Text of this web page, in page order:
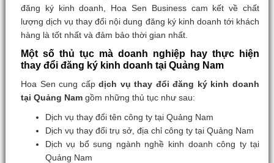
đăng ký kinh doanh, Hoa Sen Business cam kết về chất
lượng dịch vụ thay đổi nội dung đăng ký kinh doanh tới khách
hàng là tốt nhất và đảm bảo thời gian nhất.
Một số thủ tục mà doanh nghiệp hay thực hiện
thay đổi đăng ký kinh doanh tại Quảng Nam
Hoa Sen cung cấpdịch vụ thay đổi đăng ký kinh doanh
tại Quảng Namgồm những thủ tục như sau:
Dịch vụ thay đổi tên công ty tại Quảng Nam
Dịch vụ thay đổi trụ sở, địa chỉ công ty tại Quảng Nam
Dịch vụ bổ sung ngành nghề kinh doanh công ty tại
Quảng Nam